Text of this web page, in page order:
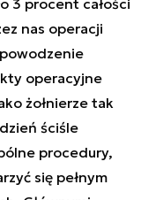
3 procent całości
nas operacji
operacyjne
żołnierze tak
ściśle
procedury,
się pełnym